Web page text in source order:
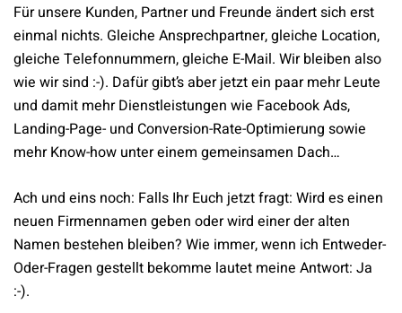
Für unsere Kunden, Partner und Freunde ändert sich erst
einmal nichts. Gleiche Ansprechpartner, gleiche Location,
gleiche Telefonnummern, gleiche E-Mail. Wir bleiben also
wie wir sind :-). Dafür gibt’s aber jetzt ein paar mehr Leute
und damit mehr Dienstleistungen wie Facebook Ads,
Landing-Page- und Conversion-Rate-Optimierung sowie
mehr Know-how unter einem gemeinsamen Dach…
Ach und eins noch: Falls Ihr Euch jetzt fragt: Wird es einen
neuen Firmennamen geben oder wird einer der alten
Namen bestehen bleiben? Wie immer, wenn ich Entweder-
Oder-Fragen gestellt bekomme lautet meine Antwort: Ja
:-).